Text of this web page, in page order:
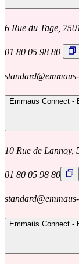
6 Rue du Tage,
01 80 05 98 80
Emmaüs Connect -
10 Rue de Lannoy,
01 80 05 98 80
Emmaüs Connect -